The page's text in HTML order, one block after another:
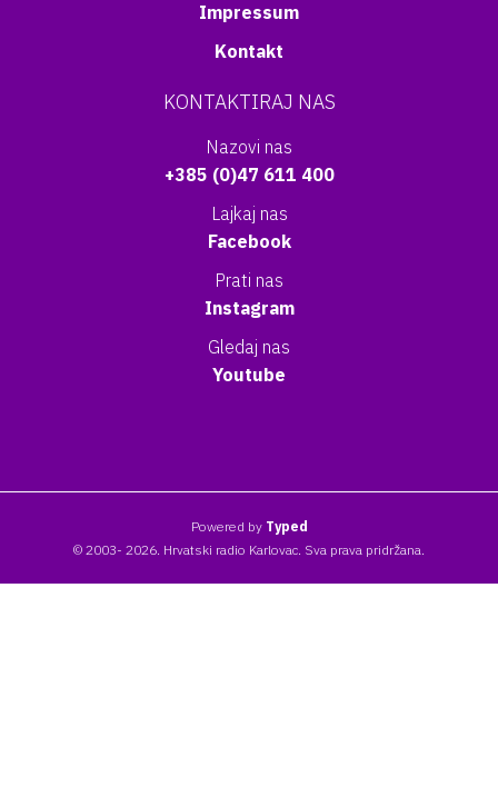
Impressum
Kontakt
KONTAKTIRAJ NAS
Nazovi nas
+385 (0)47 611 400
Lajkaj nas
Facebook
Prati nas
Instagram
Gledaj nas
Youtube
Powered by Typed
© 2003- 2026. Hrvatski radio Karlovac. Sva prava pridržana.